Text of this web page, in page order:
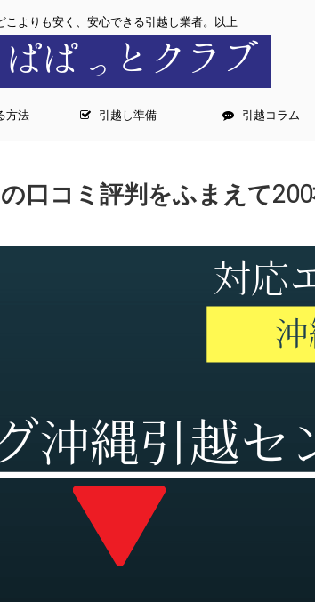
こよりも安く、安心できる引越し業者。以上
方法 引越し準備 引越コラム
口コミ評判をふまえて